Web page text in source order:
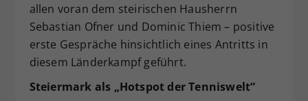
allen voran dem steirischen Hausherrn
Sebastian Ofner und Dominic Thiem – positive
erste Gespräche hinsichtlich eines Antritts in
diesem Länderkampf geführt.
Steiermark als „Hotspot der Tenniswelt“